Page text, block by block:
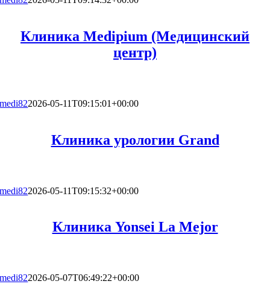
Клиника Medipium (Медицинский
центр)
medi822026-05-11T09:15:01+00:00
Клиника урологии Grand
medi822026-05-11T09:15:32+00:00
Клиника Yonsei La Mejor
medi822026-05-07T06:49:22+00:00